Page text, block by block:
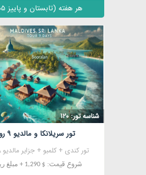
هر هفته (تابستان و پاییز 1405)
مشاهده
شناسه تور: 120
تور سریلانکا و مالدیو 9 روز
تور کندی + کلمبو + جزایر مالدیو 8 شب
شروع قیمت: $ 1,290 + مبلغ ریالی